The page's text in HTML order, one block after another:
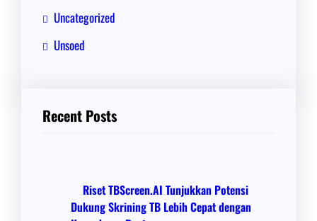
Uncategorized
Unsoed
Recent Posts
Riset TBScreen.AI Tunjukkan Potensi
Dukung Skrining TB Lebih Cepat dengan